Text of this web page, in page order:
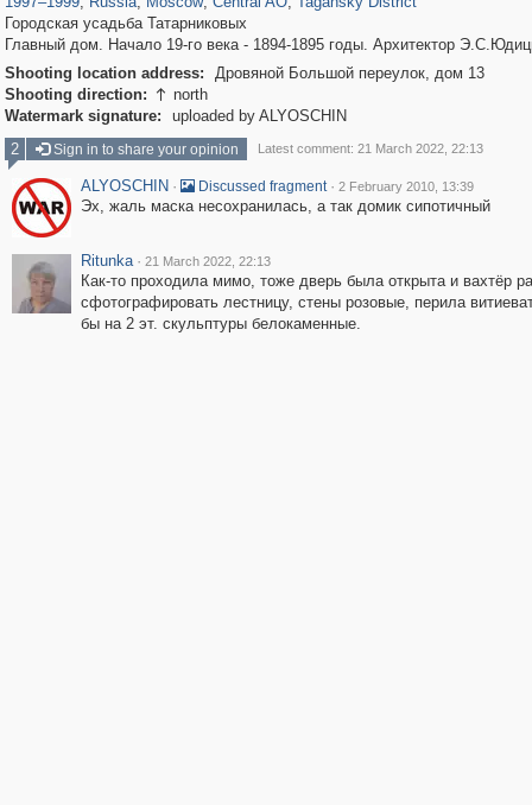
Городская усадьба Татарниковых
Главный дом. Начало 19-го века - 1894-1895 годы. Архитектор
Shooting location address:
Дровяной Большой переулок, дом 13
Shooting direction:  north
Watermark signature:
uploaded by ALYOSCHIN
2
Sign in to share your opinion Latest comment: 21 March 2022, 22:13
ALYOSCHIN · Discussed fragment · 2 February 2010, 13:39
Эх, жаль маска несохранилась, а так домик сипотичный
Ritunka · 21 March 2022, 22:13
Как-то проходила мимо, тоже дверь была открыта и вахтёр
сфотографировать лестницу, стены розовые, перила
бы на 2 эт. скульптуры белокаменные.